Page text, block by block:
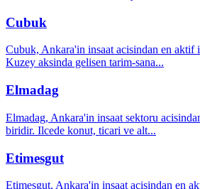
Cubuk
Cubuk, Ankara'in insaat acisindan en aktif
Kuzey aksinda gelisen tarim-sana...
Elmadag
Elmadag, Ankara'in insaat sektoru
biridir. Ilcede konut, ticari ve alt...
Etimesgut
Etimesgut, Ankara'in insaat acisindan en